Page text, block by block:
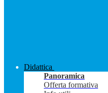
Didattica
Panoramica
Offerta formativa